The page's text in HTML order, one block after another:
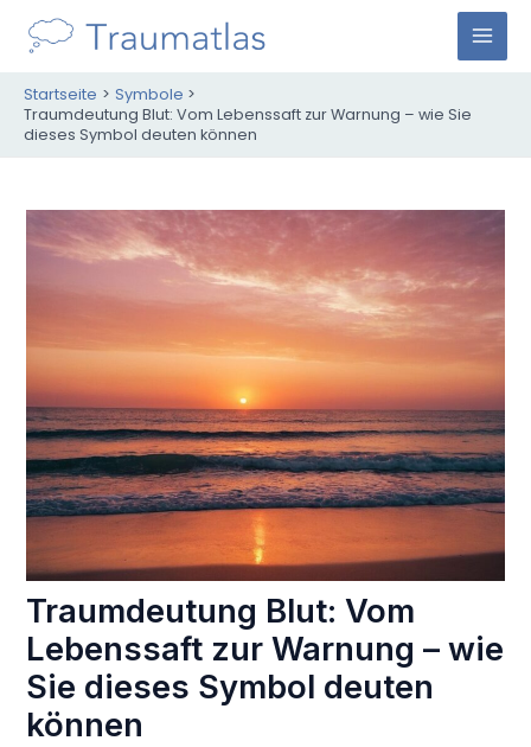
Inhalt
springen
M
A
M
E
U
Startseite
Symbole
Traumdeutung Blut: Vom Lebenssaft zur Warnung – wie Sie
dieses Symbol deuten können
Traumdeutung Blut: Vom
Lebenssaft zur Warnung – wie
Sie dieses Symbol deuten
können